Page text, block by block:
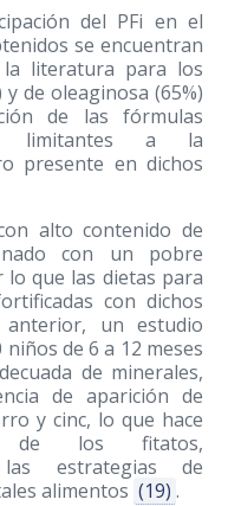
del PFi en el
se encuentran
literatura para los
de oleaginosa (65%)
de las fórmulas
limitantes a la
presente en dichos
alto contenido de
con un pobre
que las dietas para
con dichos
un estudio
de 6 a 12 meses
de minerales,
de aparición de
y cinc, lo que hace
de los fitatos,
las estrategias de
alimentos (19) .